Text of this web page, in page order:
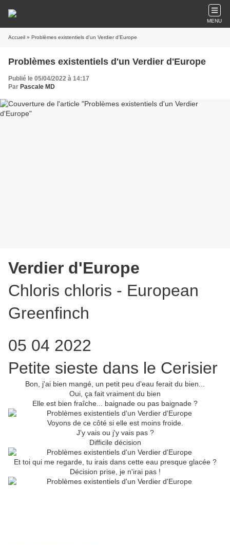
MENU
Accueil » Problèmes existentiels d'un Verdier d'Europe
Problèmes existentiels d'un Verdier d'Europe
Publié le 05/04/2022 à 14:17
Par Pascale MD
Verdier d'Europe
Chloris chloris - European
Greenfinch
05 04 2022
Petite sieste dans le Cerisier
Bon, j'ai bien mangé, un petit peu d'eau ferait du bien...
Oui, ça fait vraiment du bien
Elle est bien fraîche... baignade ou pas baignade ?
Voyons de ce côté si elle est moins froide.
J'y vais ou j'y vais pas ?
Difficile décision
Et toi qui me regarde, tu irais dans cette eau presque glacée ?
Décision prise, je n'irai pas !